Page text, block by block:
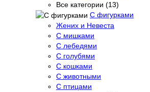
Все категории (13)
С фигурками
Жених и Невеста
С мишками
С лебедями
С голубями
С кошками
С животными
С птицами